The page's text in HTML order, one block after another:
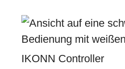
IKONN Controller